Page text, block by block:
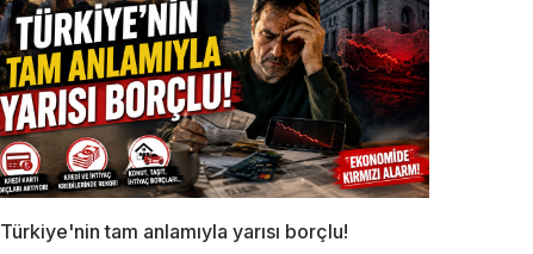
Türkiye'nin tam anlamıyla yarısı borçlu!